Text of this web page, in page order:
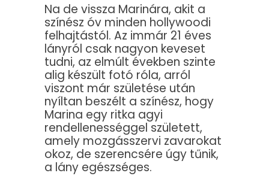
Na de vissza Marinára, akit a
színész óv minden hollywoodi
felhajtástól. Az immár 21 éves
lányról csak nagyon keveset
tudni, az elmúlt években szinte
alig készült fotó róla, arról
viszont már születése után
nyíltan beszélt a színész, hogy
Marina egy ritka agyi
rendellenességgel született,
amely mozgásszervi zavarokat
okoz, de szerencsére úgy tűnik,
a lány egészséges.